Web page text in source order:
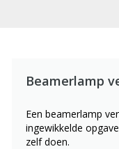
Beamerlamp
Een beamerlamp
ingewikkelde
zelf doen.